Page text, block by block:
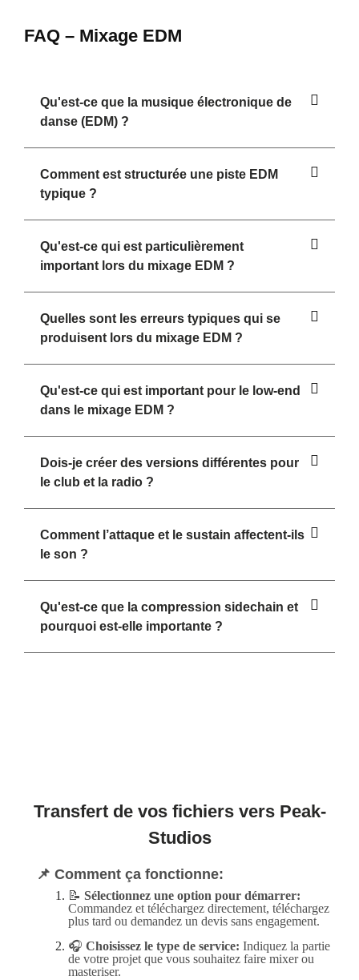
FAQ – Mixage EDM
Qu'est-ce que la musique électronique de
danse (EDM) ?
Comment est structurée une piste EDM
typique ?
Qu'est-ce qui est particulièrement
important lors du mixage EDM ?
Quelles sont les erreurs typiques qui se
produisent lors du mixage EDM ?
Qu'est-ce qui est important pour le low-end
dans le mixage EDM ?
Dois-je créer des versions différentes pour
le club et la radio ?
Comment l’attaque et le sustain affectent-ils
le son ?
Qu'est-ce que la compression sidechain et
pourquoi est-elle importante ?
Transfert de vos fichiers vers Peak-
Studios
📌 Comment ça fonctionne:
📝 Sélectionnez une option pour démarrer:
Commandez et téléchargez directement, téléchargez
plus tard ou demandez un devis sans engagement.
🎧 Choisissez le type de service: Indiquez la partie
de votre projet que vous souhaitez faire mixer ou
masteriser.